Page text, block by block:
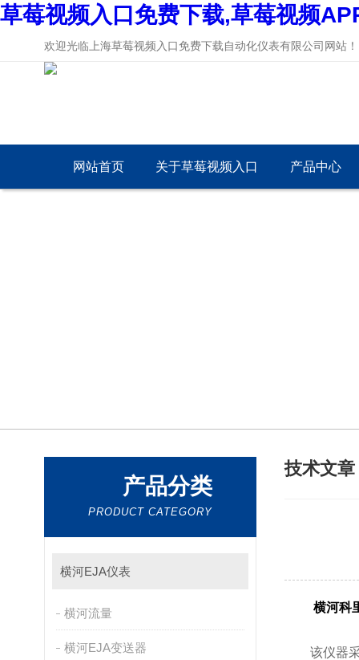
草莓视频入口免费下载,草莓视频
欢迎光临上海草莓视频入口免费下载自动化仪表有限公司网站！
网站首页 关于草莓视频入口 产品中心
产品分类
PRODUCT CATEGORY
横河EJA仪表
横河流量
横河EJA变送器
技术文章
横河科
该仪器采用